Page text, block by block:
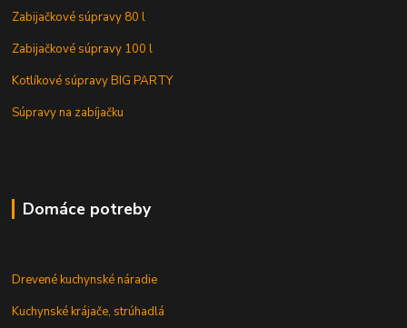
Zabijačkové súpravy 80 l
Zabijačkové súpravy 100 l
Kotlíkové súpravy BIG PARTY
Súpravy na zabíjačku
Domáce potreby
Drevené kuchynské náradie
Kuchynské krájače, strúhadlá